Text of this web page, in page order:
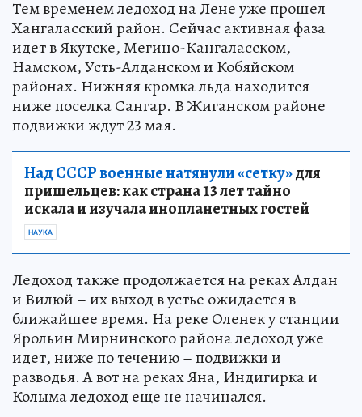
Тем временем ледоход на Лене уже прошел
Хангаласский район. Сейчас активная фаза
идет в Якутске, Мегино-Кангаласском,
Намском, Усть-Алданском и Кобяйском
районах. Нижняя кромка льда находится
ниже поселка Сангар. В Жиганском районе
подвижки ждут 23 мая.
Над СССР военные натянули «сетку»для
пришельцев: как страна 13 лет тайно
искала и изучала инопланетных гостей
НАУКА
Ледоход также продолжается на реках Алдан
и Вилюй – их выход в устье ожидается в
ближайшее время. На реке Оленек у станции
Ярольин Мирнинского района ледоход уже
идет, ниже по течению – подвижки и
разводья. А вот на реках Яна, Индигирка и
Колыма ледоход еще не начинался.